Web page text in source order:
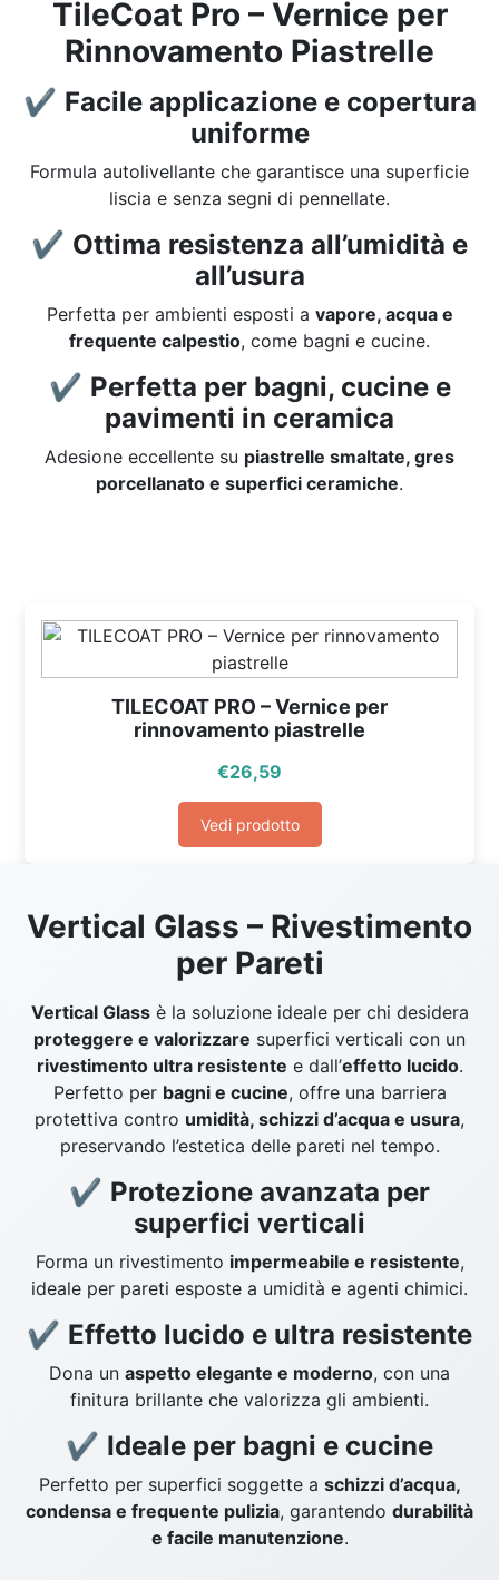
TileCoat Pro – Vernice per
Rinnovamento Piastrelle
✔ Facile applicazione e copertura
uniforme
Formula autolivellante che garantisce una superficie
liscia e senza segni di pennellate.
✔ Ottima resistenza all’umidità e
all’usura
Perfetta per ambienti esposti a vapore, acqua e
frequente calpestio, come bagni e cucine.
✔ Perfetta per bagni, cucine e
pavimenti in ceramica
Adesione eccellente su piastrelle smaltate, gres
porcellanato e superfici ceramiche.
TILECOAT PRO – Vernice per
rinnovamento piastrelle
€26,59
Vedi prodotto
Vertical Glass – Rivestimento
per Pareti
Vertical Glassè la soluzione ideale per chi desidera
proteggere e valorizzare superfici verticali con un
rivestimento ultra resistente e dall’effetto lucido.
Perfetto per bagni e cucine, offre una barriera
protettiva contro umidità, schizzi d’acqua e usura,
preservando l’estetica delle pareti nel tempo.
✔ Protezione avanzata per
superfici verticali
Forma un rivestimento impermeabile e resistente,
ideale per pareti esposte a umidità e agenti chimici.
✔ Effetto lucido e ultra resistente
Dona un aspetto elegante e moderno, con una
finitura brillante che valorizza gli ambienti.
✔ Ideale per bagni e cucine
Perfetto per superfici soggette a schizzi d’acqua,
condensa e frequente pulizia, garantendo durabilità
e facile manutenzione.